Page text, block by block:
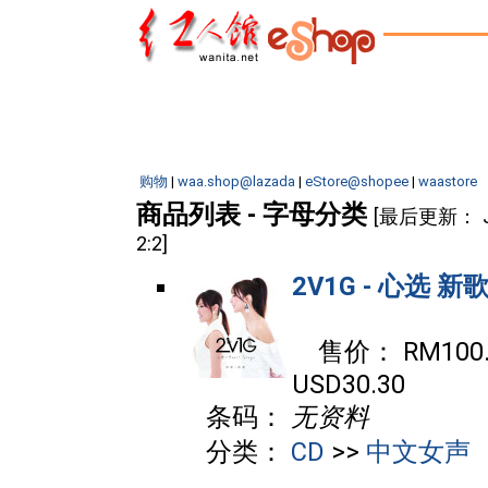
购物 | waa.shop@lazada | eStore@shopee | waastore
商品列表 - 字母分类 [最后更新：
2:2]
2V1G - 心选 新
售价：
USD30.30
条码：
无资料
分类： CD >> 中文女声